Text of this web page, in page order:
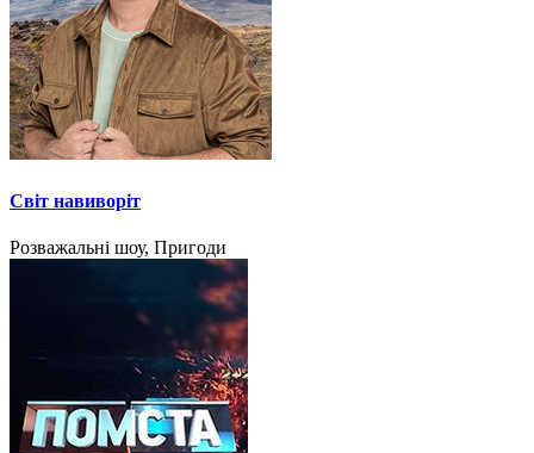
Світ навиворіт
Розважальні шоу, Пригоди